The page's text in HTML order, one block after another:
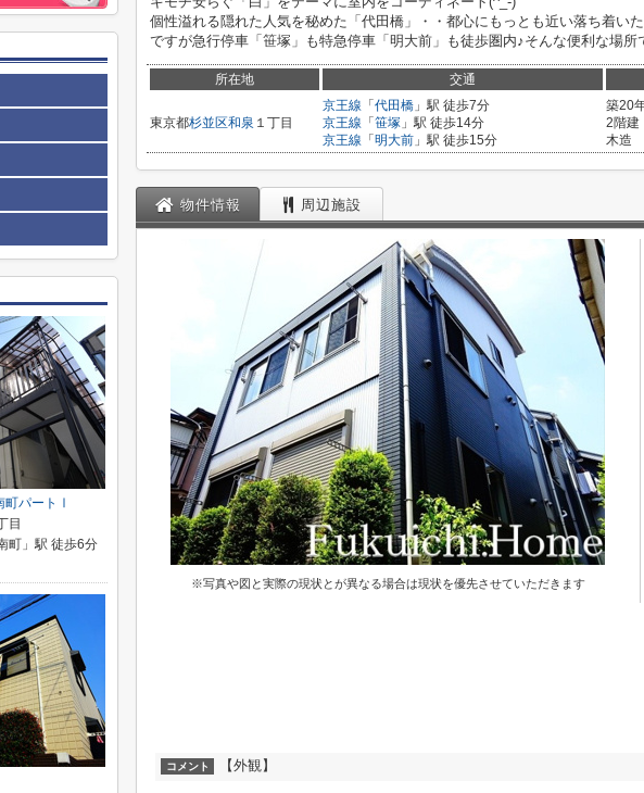
個性溢れる隠れた人気を秘めた「代田橋」・・都心にもっとも近い落ち着い
ですが急行停車「笹塚」も特急停車「明大前」も徒歩圏内♪そんな便利な場所
所在地 交通
東京都杉並区和泉 １丁目
京王線 「 代田橋 」駅 徒歩7分
京王線 「 笹塚 」駅 徒歩14分
京王線 「 明大前 」駅 徒歩15分
築20
2階建
木造
物件情報 周辺施設
※写真や図と実際の現状とが異なる場合は現状を優先させていただきます
コメント 【外観】
町パートⅠ
目
町」駅 徒歩6分